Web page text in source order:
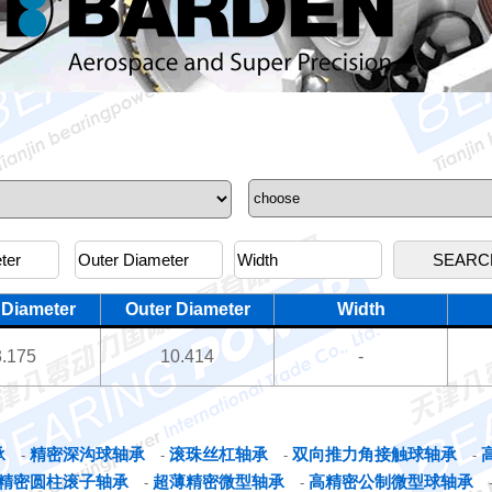
Outer Diameter Width
10.414 -
- 精密深沟球轴承 - 滚珠丝杠轴承 - 双向推力角接触球轴承 -
密圆柱滚子轴承
- 超薄精密微型轴承 - 高精密公制微型球轴承